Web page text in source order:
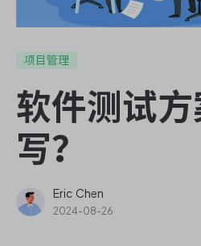
ONES Desk
ONES Assistant
项目管理
软件测试方
写？
Eric Chen
2024-08-26